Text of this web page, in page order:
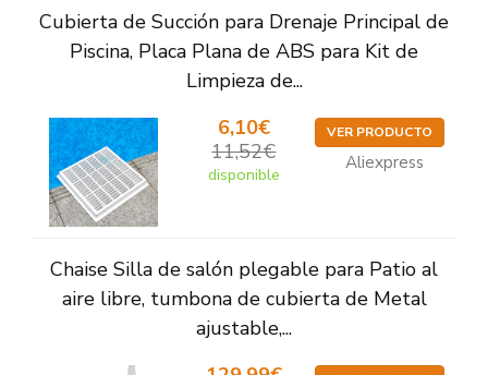
Cubierta de Succión para Drenaje Principal de
Piscina, Placa Plana de ABS para Kit de
Limpieza de...
6,10€
11,52€
disponible
VER PRODUCTO
Aliexpress
Chaise Silla de salón plegable para Patio al
aire libre, tumbona de cubierta de Metal
ajustable,...